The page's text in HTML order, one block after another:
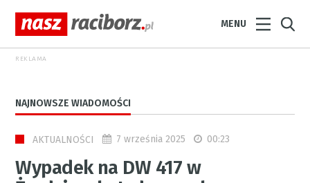
MENU
REKLAMA
NAJNOWSZE WIADOMOŚCI
AKTUALNOŚCI 7 września 2025 00:23
Wypadek na DW 417 w